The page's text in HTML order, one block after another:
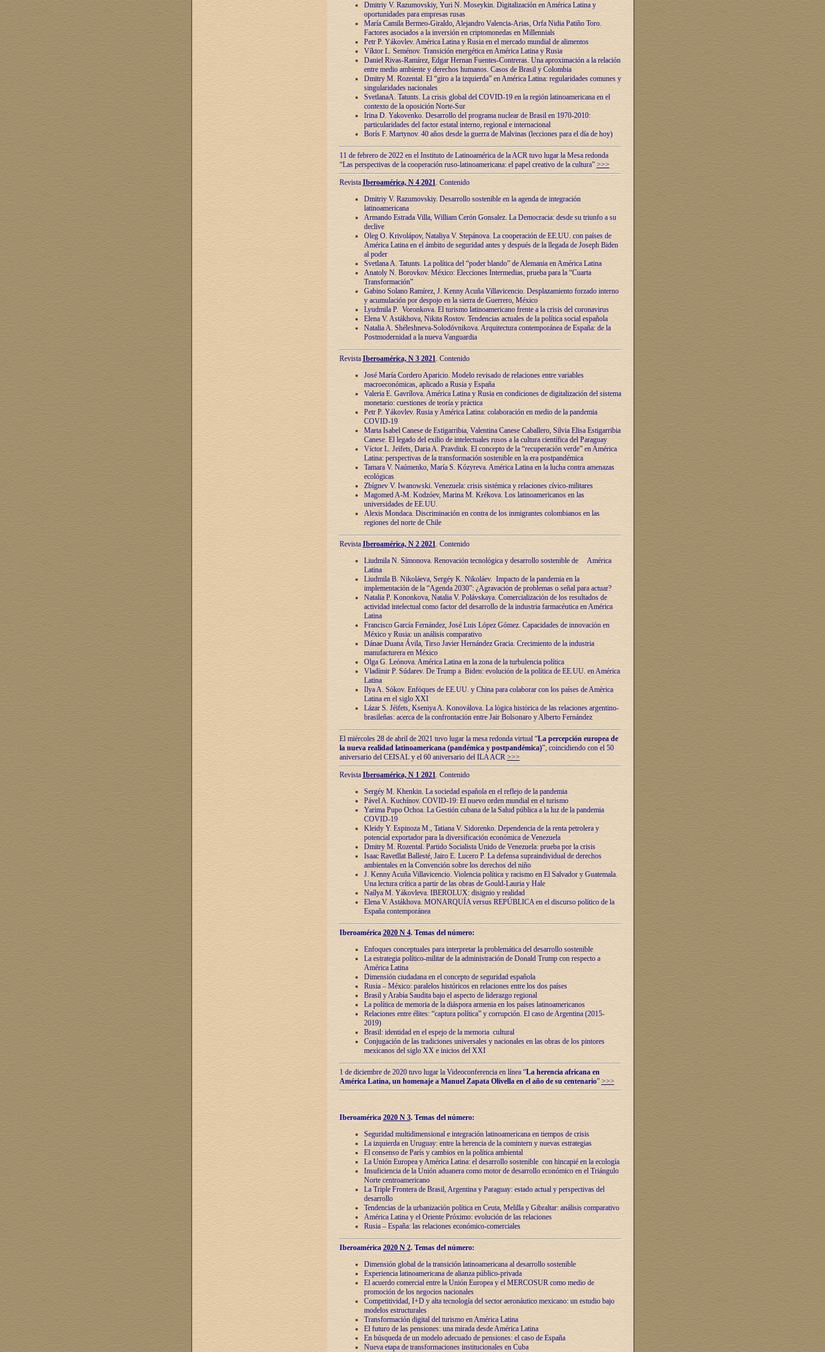
Dmitriy V. Razumovskiy, Yuri N. Moseykin. Digitalización en América Latina y
oportunidades para empresas rusas
María Camila Bermeo-Giraldo, Alejandro Valencia-Arias, Orfa Nidia Patiño Toro.
Factores asociados a la inversión en criptomonedas en Millennials
Petr P. Yákovlev. América Latina y Rusia en el mercado mundial de alimentos
Víktor L. Seménov. Transición energética en América Latina y Rusia
Daniel Rivas-Ramírez, Edgar Hernan Fuentes-Contreras. Una aproximación a la relación
entre medio ambiente y derechos humanos. Casos de Brasil y Colombia
Dmitry M. Rozental. El “giro a la izquierda” en América Latina: regularidades comunes y
singularidades nacionales
SvetlanaA. Tatunts. La crisis global del COVID-19 en la región latinoamericana en el
contexto de la oposición Norte-Sur
Irina D. Yakovenko. Desarrollo del programa nuclear de Brasil en 1970-2010:
particularidades del factor estatal interno, regional e internacional
Borís F. Martynov. 40 años desde la guerra de Malvinas (lecciones para el día de hoy)
11 de febrero de 2022 en el Instituto de Latinoamérica de la ACR tuvo lugar la Mesa redonda
“Las perspectivas de la cooperación ruso-latinoamericana: el papel creativo de la cultura” >>>
Revista Iberoamérica, N 4 2021. Contenido
Dmitriy V. Razumovskiy. Desarrollo sostenible en la agenda de integración
latinoamericana
Armando Estrada Villa, William Cerón Gonsalez. La Democracia: desde su triunfo a su
declive
Oleg O. Krivolápov, Nataliya V. Stepánova. La cooperación de EE.UU. con países de
América Latina en el ámbito de seguridad antes y después de la llegada de Joseph Biden
al poder
Svetlana A. Tatunts. La política del “poder blando” de Alemania en América Latina
Anatoly N. Borovkov. México: Elecciones Intermedias, prueba para la “Cuarta
Transformación”
Gabino Solano Ramírez, J. Kenny Acuña Villavicencio. Desplazamiento forzado interno
y acumulación por despojo en la sierra de Guerrero, México
Lyudmila P. Voronkova. El turismo latinoamericano frente a la crisis del coronavirus
Elena V. Astákhova, Nikita Rostov. Tendencias actuales de la política social española
Natalia A. Shéleshneva-Solodóvnikova. Arquitectura contemporánea de España: de la
Postmodernidad a la nueva Vanguardia
Revista Iberoamérica, N 3 2021. Contenido
José María Cordero Aparicio. Modelo revisado de relaciones entre variables
macroeconómicas, aplicado a Rusia y España
Valeria E. Gavrílova. América Latina y Rusia en condiciones de digitalización del sistema
monetario: cuestiones de teoría y práctica
Petr P. Yákovlev. Rusia y América Latina: colaboración en medio de la pandemia
COVID-19
Marta Isabel Canese de Estigarribia, Valentina Canese Caballero, Silvia Elisa Estigarribia
Canese. El legado del exilio de intelectuales rusos a la cultura científica del Paraguay
Víctor L. Jeifets, Daria A. Pravdiuk. El concepto de la “recuperación verde” en América
Latina: perspectivas de la transformación sostenible en la era postpandémica
Tamara V. Naúmenko, María S. Kózyreva. América Latina en la lucha contra amenazas
ecológicas
Zbígnev V. Iwanowski. Venezuela: crisis sistémica y relaciones cívico-militares
Magomed A-M. Kodzóev, Marina M. Krékova. Los latinoamericanos en las
universidades de EE.UU.
Alexis Mondaca. Discriminación en contra de los inmigrantes colombianos en las
regiones del norte de Chile
RevistaIberoamérica, N 2 2021. Contenido
Liudmila N. Símonova. Renovaciόn tecnolόgica y desarrollo sostenible de América
Latina
Liudmila B. Nikoláeva, Sergéy K. Nikoláev. Impacto de la pandemia en la
implementaciόn de la “Agenda 2030”: ¿Agravaciόn de problemas o señal para actuar?
Natalia P. Kononkova, Natalia V. Polávskaya. Comercializaciόn de los resultados de
actividad intelectual como factor del desarrollo de la industria farmacéutica en América
Latina
Francisco García Fernández, José Luis López Gómez. Capacidades de innovaciόn en
México y Rusia: un análisis comparativo
Dánae Duana Ávila, Tirso Javier Hernández Gracia. Crecimiento de la industria
manufacturera en México
Olga G. Leόnova. América Latina en la zona de la turbulencia política
Vladímir P. Súdarev. De Trump a Biden: evoluciόn de la política de EE.UU. en América
Latina
Ilya A. Sόkov. Enfόques de EE.UU. y China para colaborar con los países de Amèrica
Latina en el siglo XXI
Lázar S. Jéifets, Kseniya A. Konoválova. La lόgica histόrica de las relaciones argentino-
brasileñas: acerca de la confrontaciόn entre Jair Bolsonaro y Alberto Fernández
El miércoles 28 de abril de 2021 tuvo lugar la mesa redonda virtual “La percepción europea de
la nueva realidad latinoamericana (pandémica y postpandémica)”, coincidiendo con el 50
aniversario del CEISAL y el 60 aniversario del ILA ACR >>>
Revista Iberoamérica, N 1 2021. Contenido
Sergéy M. Khenkin. La sociedad española en el reflejo de la pandemia
Pável A. Kuchínov. COVID-19: El nuevo orden mundial en el turismo
Yarima Pupo Ochoa. La Gestión cubana de la Salud pública a la luz de la pandemia
COVID-19
Kleidy Y. Espinoza M., Tatiana V. Sidorenko. Dependencia de la renta petrolera y
potencial exportador para la diversificación económica de Venezuela
Dmitry M. Rozental. Partido Socialista Unido de Venezuela: prueba por la crisis
Isaac Ravetllat Ballesté, Jairo E. Lucero P. La defensa supraindividual de derechos
ambientales en la Convención sobre los derechos del niño
J. Kenny Acuña Villavicencio. Violencia política y racismo en El Salvador y Guatemala.
Una lectura crítica a partir de las obras de Gould-Lauria y Hale
Naílya M. Yákovleva. IBEROLUX: disignio y realidad
Elena V. Astákhova. MONARQUÍA versus REPÚBLICA en el discurso político de la
España contemporánea
Iberoamérica 2020 N 4. Temas del número:
Enfoques conceptuales para interpretar la problemática del desarrollo sostenible
La estrategia político-militar de la administración de Donald Trump con respecto a
América Latina
Dimensión ciudadana en el concepto de seguridad española
Rusia – México: paralelos históricos en relaciones entre los dos países
Brasil y Arabia Saudita bajo el aspecto de liderazgo regional
La política de memoria de la diáspora armenia en los países latinoamericanos
Relaciones entre élites: “captura política” y corrupción. El caso de Argentina (2015-
2019)
Brasil: identidad en el espejo de la memoria cultural
Conjugación de las tradiciones universales y nacionales en las obras de los pintores
mexicanos del siglo XX e inicios del XXI
1 de diciembre de 2020 tuvo lugar la Videoconferencia en línea “La herencia africana en
América Latina, un homenaje a Manuel Zapata Olivella en el año de su centenario” >>>
Iberoamérica 2020 N 3.Temas del número:
Seguridad multidimensional e integración latinoamericana en tiempos de crisis
La izquierda en Uruguay: entre la herencia de lа comintern y nuevas estrategias
El consenso de París y cambios en la política ambiental
La Unión Europea y América Latina: el desarrollo sostenible con hincapié en la ecología
Insuficiencia de la Unión aduanera como motor de desarrollo económico en el Triángulo
Norte centroamericano
La Triple Frontera de Brasil, Argentina y Paraguay: estado actual y perspectivas del
desarrollo
Tendencias de la urbanización política en Ceuta, Melilla y Gibraltar: análisis comparativo
América Latina y el Oriente Próximo: evolución de las relaciones
Rusia – España: las relaciones económico-comerciales
Iberoamérica 2020 N 2.Temas del número:
Dimensión global de la transición latinoamericana al desarrollo sostenible
Experiencia latinoamericana de alianza público-privada
El acuerdo comercial entre la Unión Europea y el MERCOSUR como medio de
promoción de los negocios nacionales
Competitividad, I+D y alta tecnología del sector aeronáutico mexicano: un estudio bajo
modelos estructurales
Transformación digital del turismo en América Latina
El futuro de las pensiones: una mirada desde América Latina
En búsqueda de un modelo adecuado de pensiones: el caso de España
Nueva etapa de transformaciones institucionales en Cuba